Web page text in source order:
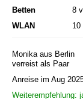
Betten
8
WLAN
10
Monika aus Berlin
verreist als Paar
Anreise im Aug
Weiterempfehlung: